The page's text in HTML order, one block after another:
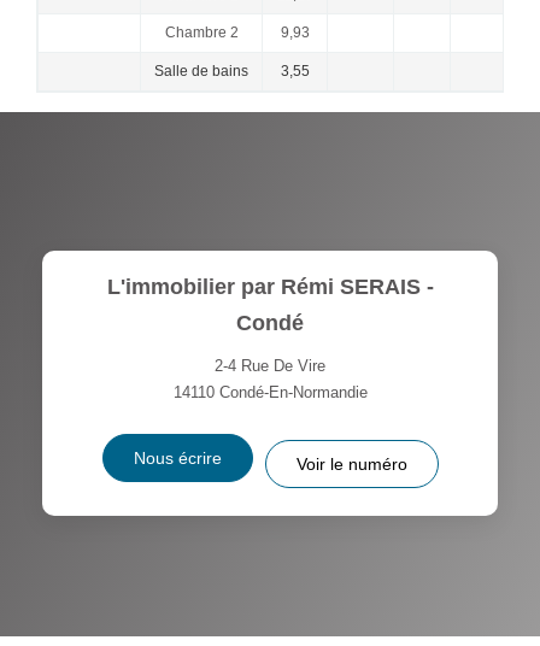
Chambre 2 9,93
Salle de bains 3,55
L'immobilier par Rémi SERAIS -
Condé
2-4 Rue De Vire
14110 Condé-En-Normandie
Nous écrire Voir le numéro